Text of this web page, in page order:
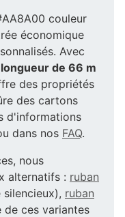
couleur
économique
Avec
longueur de 66 m
des propriétés
des cartons
d'informations
dans nos FAQ.
nous
alternatifs : ruban
ruban
de ces variantes